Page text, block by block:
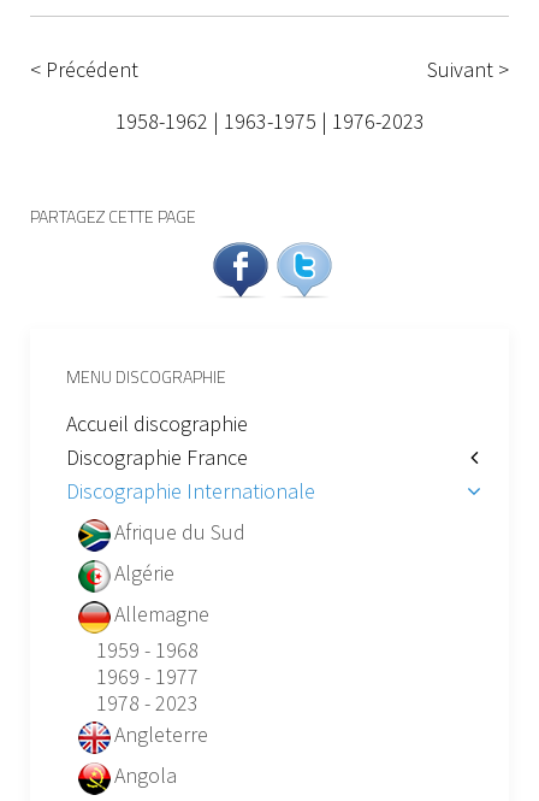
< Précédent
Suivant >
1958-1962 | 1963-1975 | 1976-2023
PARTAGEZ CETTE PAGE
MENU DISCOGRAPHIE
Accueil discographie
Discographie France
Discographie Internationale
Afrique du Sud
Algérie
Allemagne
1959 - 1968
1969 - 1977
1978 - 2023
Angleterre
Angola